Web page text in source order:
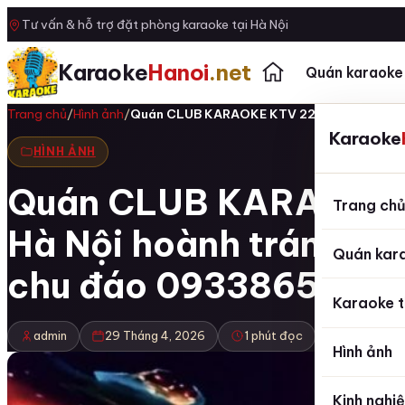
Tư vấn & hỗ trợ đặt phòng karaoke tại Hà Nội
KaraokeHanoi.net Quán karaoke
Karaoke
Trang chủ
Quán
Karaoke
Hình ảnh
Kinh
Trang chủ/Hình ảnh/Quán CLUB KARAOKE KTV 22 Cửa Đông
HÌNH ẢNH
Quán CLUB
Hà Nội hoành tráng
chu đáo 0933865553
admin 29 Tháng 4, 2026 1 phút đọc